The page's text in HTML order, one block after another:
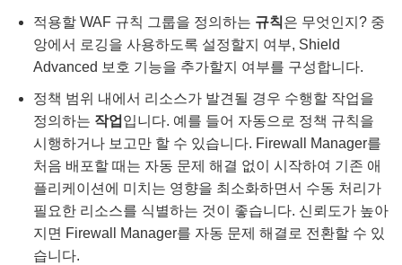
적용할 WAF 규칙 그룹을 정의하는 규칙은 무엇인지? 중
앙에서 로깅을 사용하도록 설정할지 여부, Shield
Advanced 보호 기능을 추가할지 여부를 구성합니다.
정책 범위 내에서 리소스가 발견될 경우 수행할 작업을
정의하는 작업 입니다. 예를 들어 자동으로 정책 규칙을
시행하거나 보고만 할 수 있습니다. Firewall Manager를
처음 배포할 때는 자동 문제 해결 없이 시작하여 기존 애
플리케이션에 미치는 영향을 최소화하면서 수동 처리가
필요한 리소스를 식별하는 것이 좋습니다. 신뢰도가 높아
지면 Firewall Manager를 자동 문제 해결로 전환할 수 있
습니다.